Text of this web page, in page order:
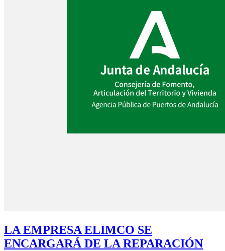
LA EMPRESA ELIMCO SE
ENCARGARÁ DE LA REPARACIÓN